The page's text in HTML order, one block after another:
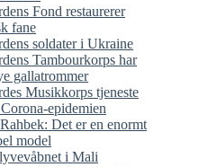
Fond restaurerer
fane
soldater i Ukraine
Tambourkorps har
gallatrommer
Musikkorps tjeneste
epidemien
Det er en enormt
model
i Mali